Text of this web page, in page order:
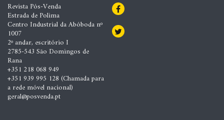
Revista Pós-Venda
Estrada de Polima
Centro Industrial da Abóboda nº
1007
2º andar, escritório I
2785-543 São Domingos de
Rana
+351 218 068 949
+351 939 995 128 (Chamada para
a rede móvel nacional)
geral@posvenda.pt